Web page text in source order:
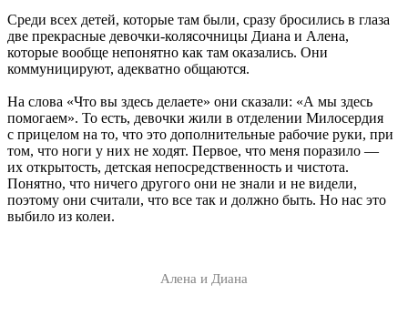
Среди всех детей, которые там были, сразу бросились в глаза
две прекрасные девочки-колясочницы Диана и Алена,
которые вообще непонятно как там оказались. Они
коммуницируют, адекватно общаются.
На слова «Что вы здесь делаете» они сказали: «А мы здесь
помогаем». То есть, девочки жили в отделении Милосердия
с прицелом на то, что это дополнительные рабочие руки, при
том, что ноги у них не ходят. Первое, что меня поразило —
их открытость, детская непосредственность и чистота.
Понятно, что ничего другого они не знали и не видели,
поэтому они считали, что все так и должно быть. Но нас это
выбило из колеи.
Алена и Диана